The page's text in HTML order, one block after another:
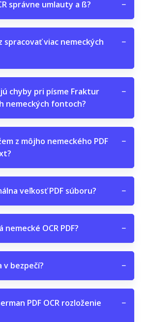
správne umlauty a ß? −
spracovať viac nemeckých
−
chyby pri písme Fraktur
nemeckých fontoch?
−
z môjho nemeckého PDF
−
veľkosť PDF súboru? −
OCR PDF? −
v bezpečí? −
PDF OCR rozloženie
−